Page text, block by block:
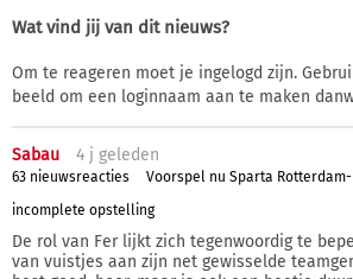
Wat vind jij van dit nieuws?
Om te reageren moet je ingelogd zijn.
beeld om een loginnaam aan te maken
Sabau 4 j geleden
63 nieuwsreacties
Voorspel nu Sparta
incomplete opstelling
De rol van Fer lijkt zich tegenwoordig te
van vuistjes aan zijn net gewisselde